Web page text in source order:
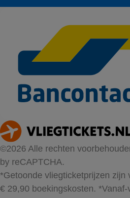
©2026 Alle rechten
by reCAPTCHA.
*Getoonde vliegticketprijzen zijn
€ 29,90 boekingskosten. *Vanaf-